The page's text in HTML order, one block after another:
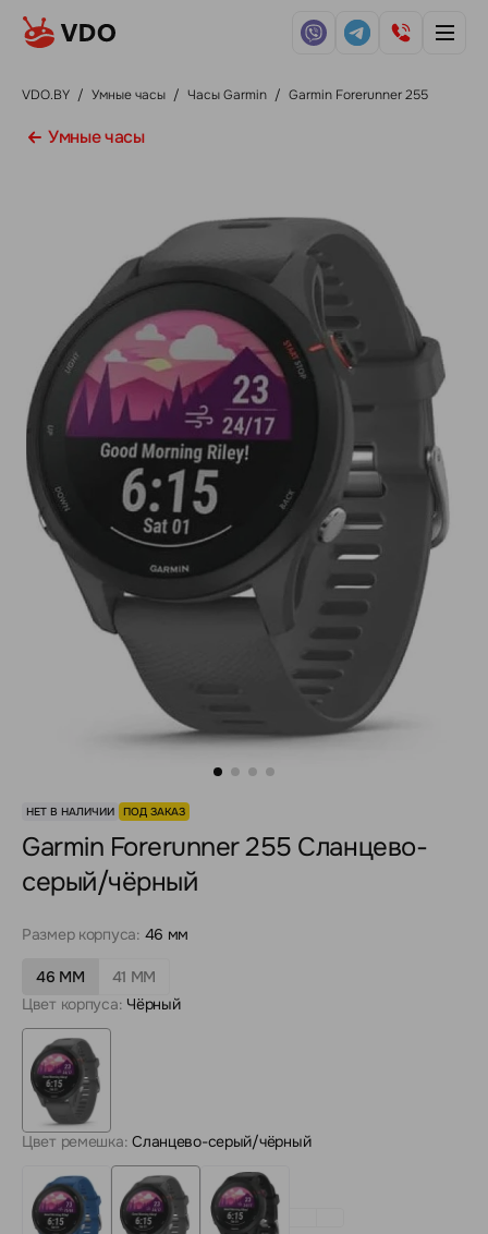
VDO.BY / Умные часы / Часы Garmin / Garmin Forerunner 255
Умные часы
НЕТ В НАЛИЧИИ ПОД ЗАКАЗ
Garmin Forerunner 255 Сланцево-
серый/чёрный
Размер корпуса: 46 мм
46 ММ
41 MM
Цвет корпуса: Чёрный
Цвет ремешка: Сланцево-серый/чёрный